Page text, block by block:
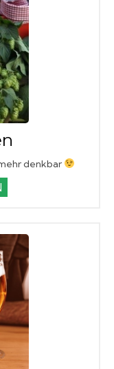
denkbar